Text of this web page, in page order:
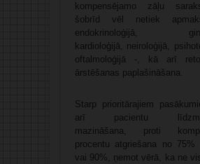
kompensējamo zāļu
šobrīd vēl netiek
endokrinoloģijā,
kardioloģijā, neiroloģijā,
oftalmoloģijā -, kā arī
ārstēšanas paplašināšana.
Starp prioritārajiem
arī pacientu
mazināšana, proti
procentu atgriešana no
vai 90%, ņemot vērā, ka ne